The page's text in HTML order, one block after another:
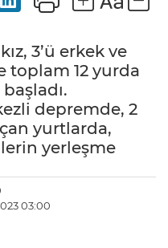
3’ü erkek ve
toplam 12 yurda
depremde, 2
yurtlarda,
yerleşme
03:00